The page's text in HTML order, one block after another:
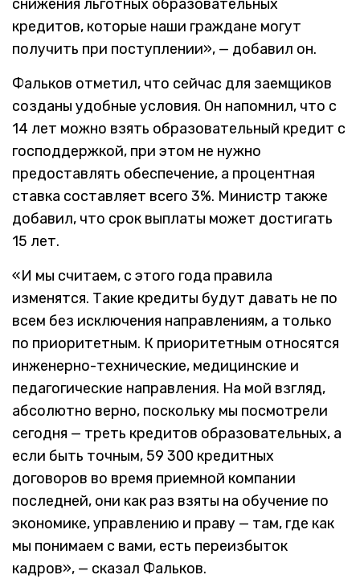
снижения льготных образовательных
кредитов, которые наши граждане могут
получить при поступлении», — добавил он.
Фальков отметил, что сейчас для заемщиков
созданы удобные условия. Он напомнил, что с
14 лет можно взять образовательный кредит с
господдержкой, при этом не нужно
предоставлять обеспечение, а процентная
ставка составляет всего 3%. Министр также
добавил, что срок выплаты может достигать
15 лет.
«И мы считаем, с этого года правила
изменятся. Такие кредиты будут давать не по
всем без исключения направлениям, а только
по приоритетным. К приоритетным относятся
инженерно-технические, медицинские и
педагогические направления. На мой взгляд,
абсолютно верно, поскольку мы посмотрели
сегодня — треть кредитов образовательных, а
если быть точным, 59 300 кредитных
договоров во время приемной компании
последней, они как раз взяты на обучение по
экономике, управлению и праву — там, где как
мы понимаем с вами, есть переизбыток
кадров», — сказал Фальков.